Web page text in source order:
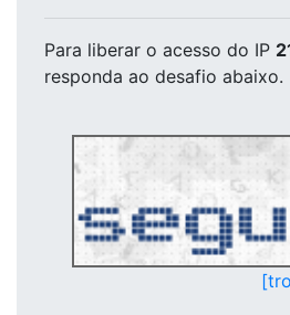
Para liberar o acesso do IP
responda ao desafio abaixo.